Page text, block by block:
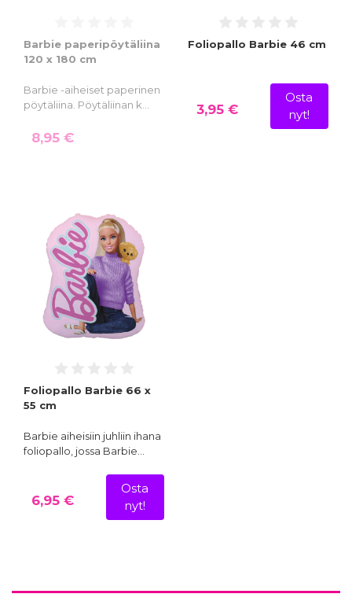
Barbie paperipöytäliina
120 x 180 cm
Barbie -aiheiset paperinen
pöytäliina. Pöytäliinan k…
8,95 €
Foliopallo Barbie 46 cm
3,95 €
Osta
nyt!
Foliopallo Barbie 66 x
55 cm
Barbie aiheisiin juhliin ihana
foliopallo, jossa Barbie…
6,95 €
Osta
nyt!